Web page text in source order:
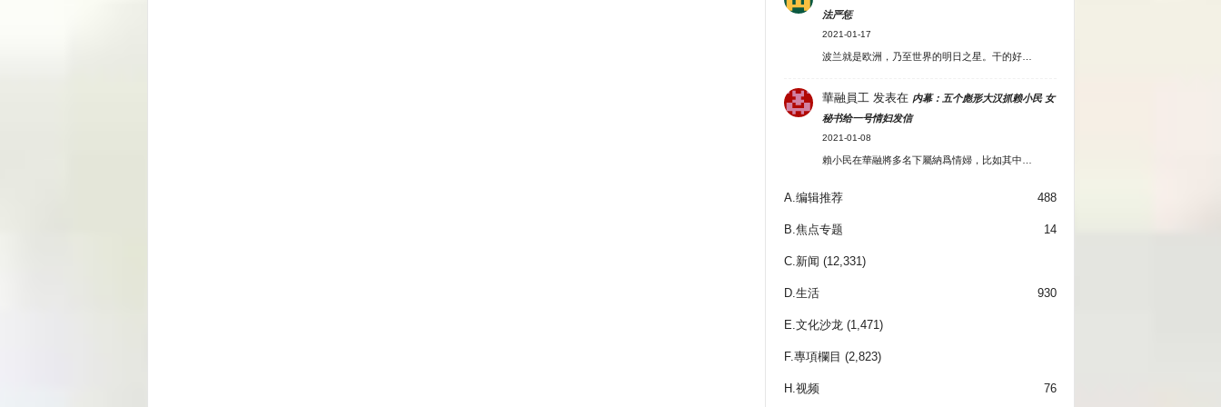
法严惩
2021-01-17
波兰就是欧洲，乃至世界的明日之星。干的好…
華融員工 发表在 内幕：五个彪形大汉抓赖小民 女
秘书给一号情妇发信
2021-01-08
賴小民在華融將多名下屬納爲情婦，比如其中…
A.编辑推荐 488
B.焦点专题 14
C.新闻 (12,331)
D.生活 930
E.文化沙龙 (1,471)
F.專項欄目 (2,823)
H.视频 76